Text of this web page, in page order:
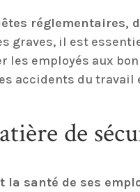
réglementaires,
graves, il est
employés aux
accidents du
de
santé de ses